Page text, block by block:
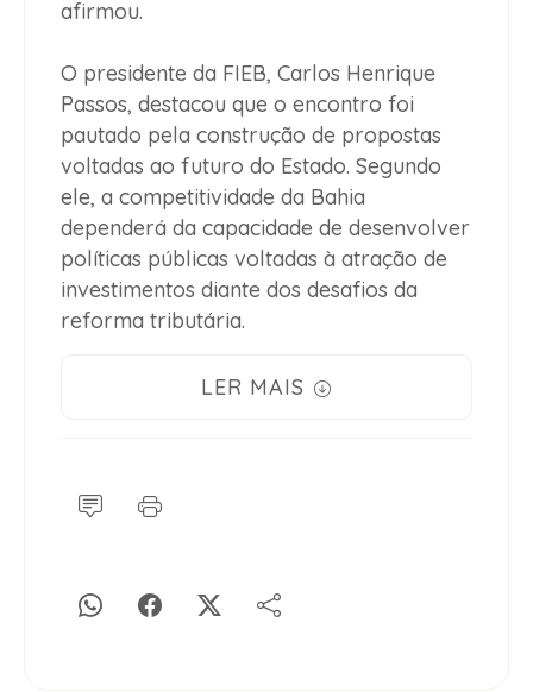
afirmou.
O presidente da FIEB, Carlos Henrique
Passos, destacou que o encontro foi
pautado pela construção de propostas
voltadas ao futuro do Estado. Segundo
ele, a competitividade da Bahia
dependerá da capacidade de desenvolver
políticas públicas voltadas à atração de
investimentos diante dos desafios da
reforma tributária.
LER MAIS